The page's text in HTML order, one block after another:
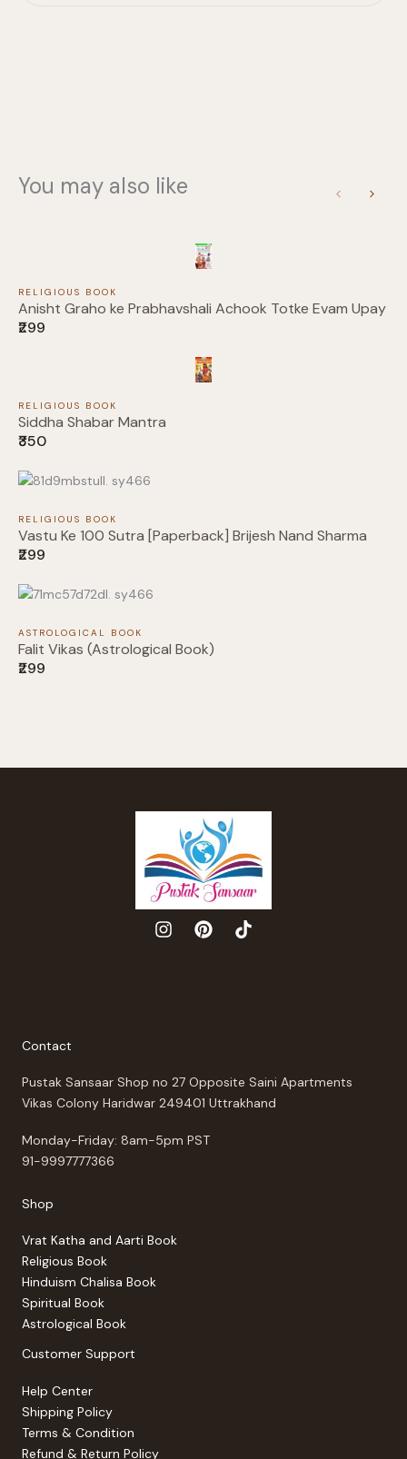
You may also like
PreviousNext
RELIGIOUS BOOK
Anisht Graho ke Prabhavshali Achook Totke Evam Upay
₹299
RELIGIOUS BOOK
Siddha Shabar Mantra
₹350
RELIGIOUS BOOK
Vastu Ke 100 Sutra [Paperback] Brijesh Nand Sharma
₹299
ASTROLOGICAL BOOK
Falit Vikas (Astrological Book)
₹299
Contact
Pustak Sansaar Shop no 27 Opposite Saini Apartments
Vikas Colony Haridwar 249401 Uttrakhand
Monday-Friday: 8am-5pm PST
91-9997777366
Shop
Vrat Katha and Aarti Book
Religious Book
Hinduism Chalisa Book
Spiritual Book
Astrological Book
Customer Support
Help Center
Shipping Policy
Terms & Condition
Refund & Return Policy
Thanks for your review!